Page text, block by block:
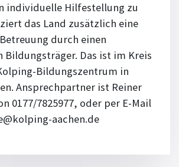
individuelle Hilfestellung zu
das Land zusätzlich eine
durch einen
Das ist im Kreis
Bildungszentrum in
Ansprechpartner ist Reiner
0177/7825977, oder per E-Mail
aachen.de